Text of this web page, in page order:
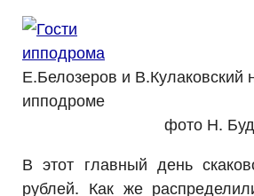
Е.Белозеров и В.Кулаковский
фото Н.
В этот главный день
рублей. Как же